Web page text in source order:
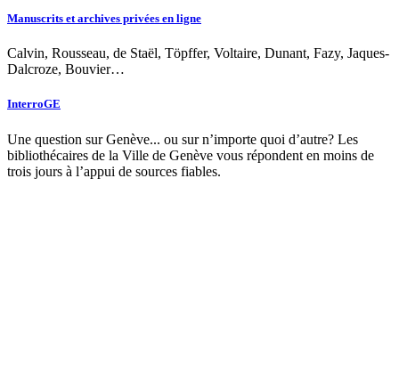
Manuscrits et archives privées en ligne
Calvin, Rousseau, de Staël, Töpffer, Voltaire, Dunant, Fazy, Jaques-
Dalcroze, Bouvier…
InterroGE
Une question sur Genève... ou sur n’importe quoi d’autre? Les
bibliothécaires de la Ville de Genève vous répondent en moins de
trois jours à l’appui de sources fiables.